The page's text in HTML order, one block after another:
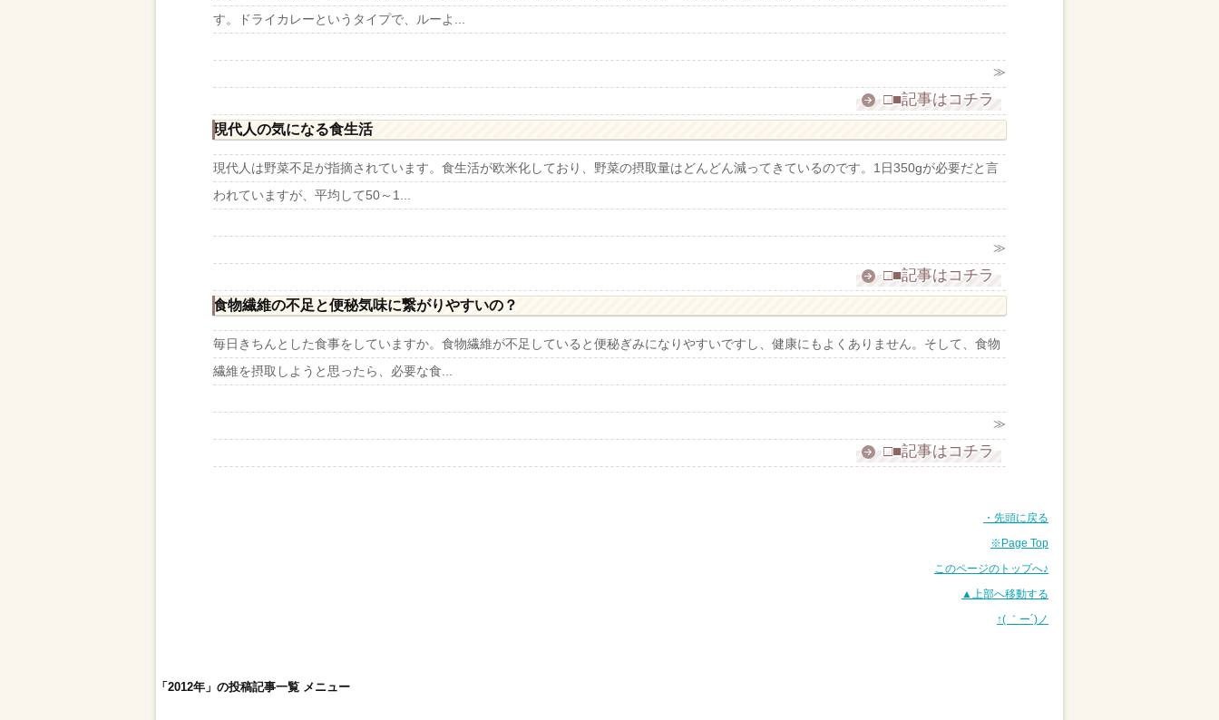
す。ドライカレーというタイプで、ルーよ...
≫
□■記事はコチラ
現代人の気になる食生活
現代人は野菜不足が指摘されています。食生活が欧米化しており、野菜の摂取量はどんどん減ってきているのです。1日350gが必要だと言
われていますが、平均して50～1...
≫
□■記事はコチラ
食物繊維の不足と便秘気味に繋がりやすいの？
毎日きちんとした食事をしていますか。食物繊維が不足していると便秘ぎみになりやすいですし、健康にもよくありません。そして、食物
繊維を摂取しようと思ったら、必要な食...
≫
□■記事はコチラ
・先頭に戻る
※Page Top
このページのトップへ♪
▲上部へ移動する
↑( ｀ー´)ノ
「2012年」の投稿記事一覧 メニュー